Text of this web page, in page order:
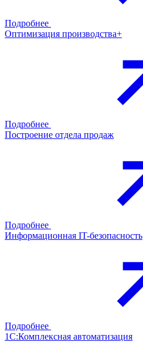
Подробнее
Оптимизация производства+
Подробнее
Построение отдела продаж
Подробнее
Информационная IT-безопасность
Подробнее
1С:Комплексная автоматизация